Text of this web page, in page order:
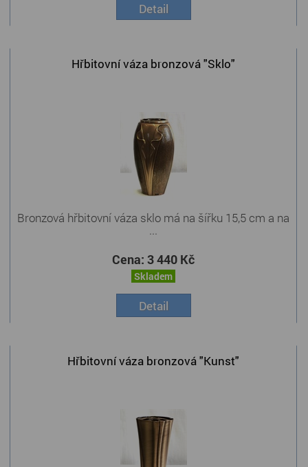
Detail
Hřbitovní váza bronzová "Sklo"
Bronzová hřbitovní váza sklo má na šířku 15,5 cm a na
...
Cena: 3 440 Kč
Skladem
Detail
Hřbitovní váza bronzová "Kunst"